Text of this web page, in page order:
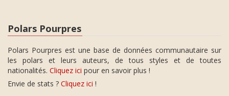
Polars Pourpres
Polars Pourpres est une base de données communautaire sur
les polars et leurs auteurs, de tous styles et de toutes
nationalités. Cliquez ici pour en savoir plus !
Envie de stats ? Cliquez ici !